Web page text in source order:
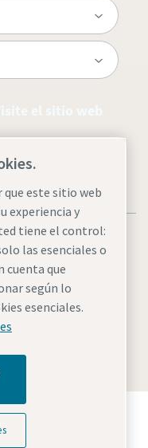
cookies
impulsa la
este sitio web
experiencia y
tiene el control:
las esenciales o
cuenta que
según lo
esenciales.